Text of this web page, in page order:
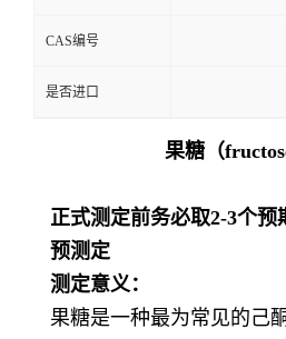
CAS编号
是否进口
果糖（
正式测定前务必取2-3个
预测定
测定意义：
果糖是一种最为常见的己